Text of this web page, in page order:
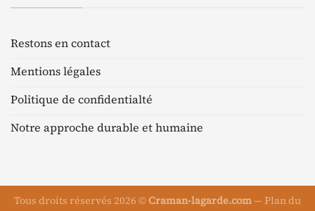
Restons en contact
Mentions légales
Politique de confidentialté
Notre approche durable et humaine
Tous droits réservés 2026 ©Craman-lagarde.com— Plan du